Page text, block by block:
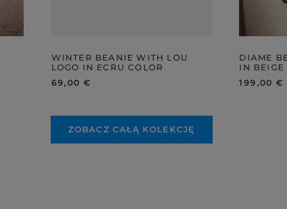
WINTER BEANIE WITH LOU
LOGO IN ECRU COLOR
69,00 €
DIAME
IN BEIGE
199,00 €
ZOBACZ CAŁĄ KOLEKCJĘ